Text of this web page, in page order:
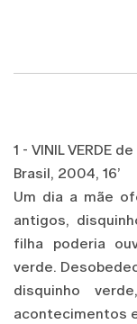
1 - VINIL VERDE
Brasil, 2004, 16’
Um dia a mãe
antigos,
filha poderia
verde.
disquinho
acontecimentos